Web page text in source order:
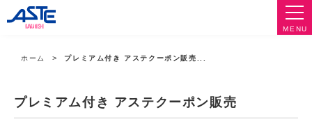
MENU
ホーム プレミアム付き アステクーポン販売...
プレミアム付き アステクーポン販売